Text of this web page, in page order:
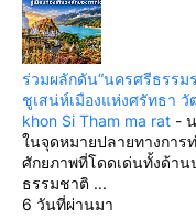
ร่วมผลักดัน“นครศรีธรรม
ชูเสน่ห์เมืองแห่งศรัทธา
khon Si Tham ma rat -
ในจุดหมายปลายทางการ
ศักยภาพที่โดดเด่นทั้งด้า
ธรรมชาติ ...
6 วันที่ผ่านมา